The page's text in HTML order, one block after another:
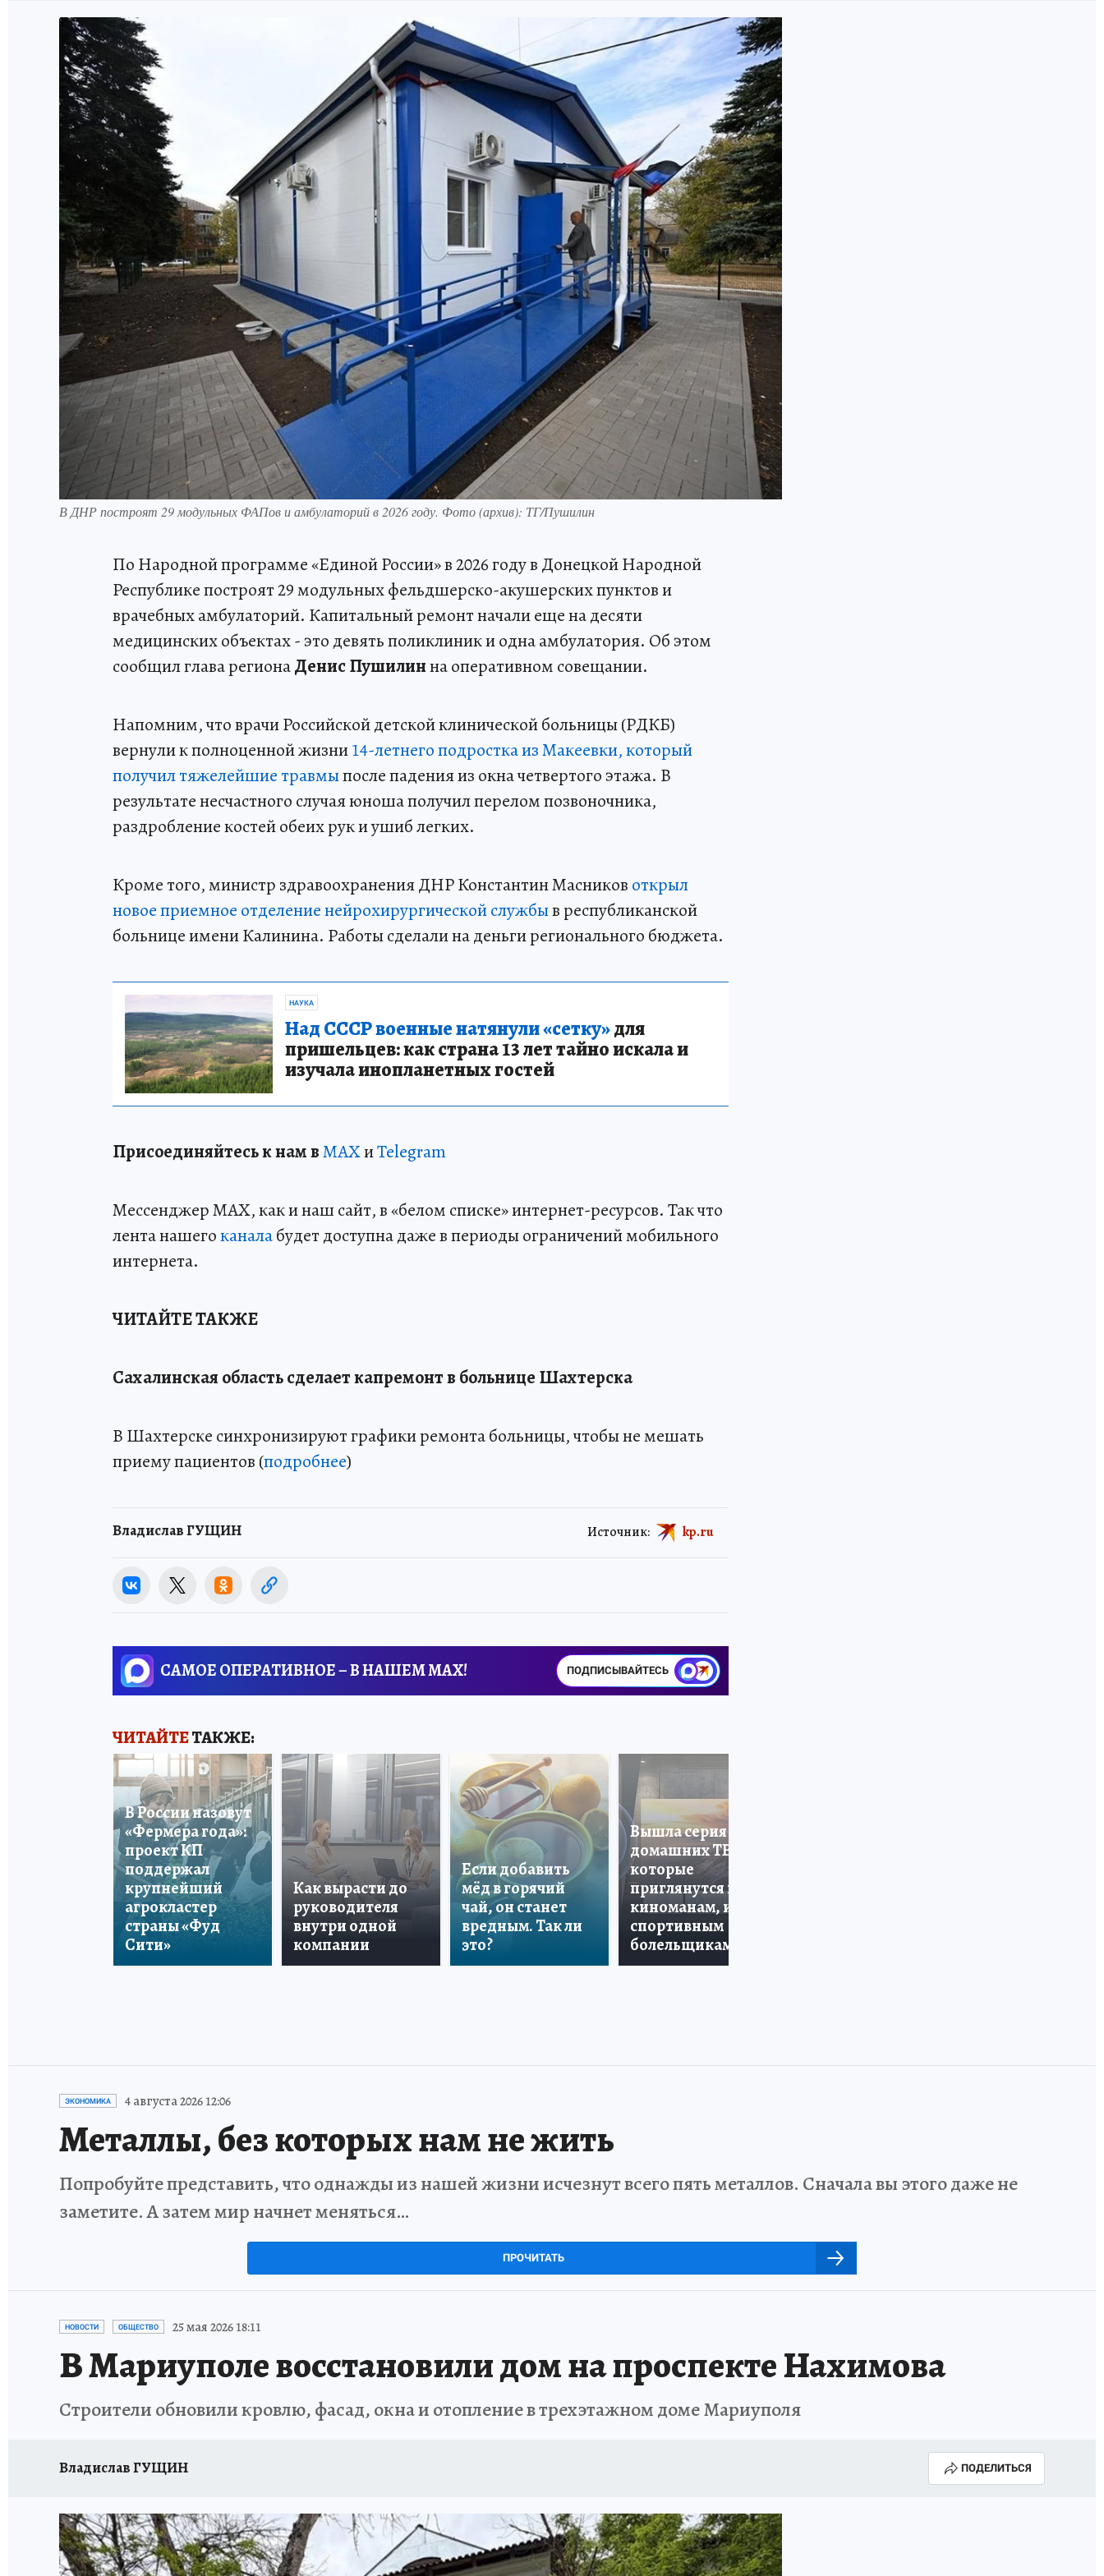
В ДНР построят 29 модульных ФАПов и амбулаторий в 2026 году. Фото (архив): ТГ/Пушилин
По Народной программе «Единой России» в 2026 году в Донецкой Народной
Республике построят 29 модульных фельдшерско-акушерских пунктов и
врачебных амбулаторий. Капитальный ремонт начали еще на десяти
медицинских объектах - это девять поликлиник и одна амбулатория. Об этом
сообщил глава регионаДенис Пушилинна оперативном совещании.
Напомним, что врачи Российской детской клинической больницы (РДКБ)
вернули к полноценной жизни14-летнего подростка из Макеевки, который
получил тяжелейшие травмыпосле падения из окна четвертого этажа. В
результате несчастного случая юноша получил перелом позвоночника,
раздробление костей обеих рук и ушиб легких.
Кроме того, министр здравоохранения ДНР Константин Масников открыл
новое приемное отделение нейрохирургической службыв республиканской
больнице имени Калинина. Работы сделали на деньги регионального бюджета.
НАУКА
Над СССР военные натянули «сетку»для
пришельцев: как страна 13 лет тайно искала и
изучала инопланетных гостей
Присоединяйтесь к нам вMAXиTelegram
Мессенджер MAX, как и наш сайт, в «белом списке» интернет-ресурсов. Так что
лента нашегоканалабудет доступна даже в периоды ограничений мобильного
интернета.
ЧИТАЙТЕ ТАКЖЕ
Сахалинская область сделает капремонт в больнице Шахтерска
В Шахтерске синхронизируют графики ремонта больницы, чтобы не мешать
приему пациентов (подробнее)
Владислав ГУЩИН Источник: kp.ru
САМОЕ ОПЕРАТИВНОЕ – В НАШЕМ MAX! ПОДПИСЫВАЙТЕСЬ
ЧИТАЙТЕТАКЖЕ:
В России назовут
«Фермера года»:
проект КП
поддержал
крупнейший
агрокластер
страны «Фуд
Сити»
Как вырасти до
руководителя
внутри одной
компании
Если добавить
мёд в горячий
чай, он станет
вредным. Так ли
это?
Вышла серия
домашних ТВ,
которые
приглянутся и
киноманам, и
спортивным
болельщикам
ЭКОНОМИКА 4 августа 2026 12:06
Металлы, без которых нам не жить
Попробуйте представить, что однажды из нашей жизни исчезнут всего пять металлов. Сначала вы этого даже не
заметите. А затем мир начнет меняться…
ПРОЧИТАТЬ
НОВОСТИ ОБЩЕСТВО 25 мая 2026 18:11
В Мариуполе восстановили дом на проспекте Нахимова
Строители обновили кровлю, фасад, окна и отопление в трехэтажном доме Мариуполя
Владислав ГУЩИН ПОДЕЛИТЬСЯ